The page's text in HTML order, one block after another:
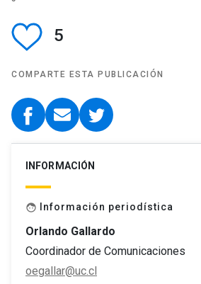
5
COMPARTE ESTA PUBLICACIÓN
INFORMACIÓN
face Información periodística
Orlando Gallardo
Coordinador de Comunicaciones
oegallar@uc.cl